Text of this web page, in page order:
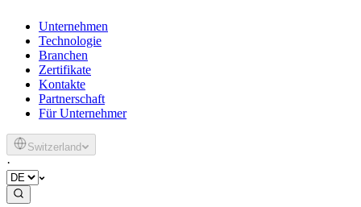
Unternehmen
Technologie
Branchen
Zertifikate
Kontakte
Partnerschaft
Für Unternehmer
Switzerland
·